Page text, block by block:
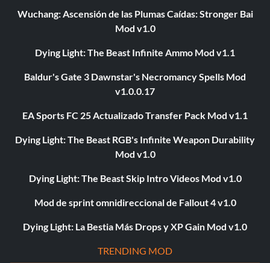
Wuchang: Ascensión de las Plumas Caídas: Stronger Bai
Mod v1.0
Dying Light: The Beast Infinite Ammo Mod v1.1
Baldur's Gate 3 Dawnstar's Necromancy Spells Mod
v1.0.0.17
EA Sports FC 25 Actualizado Transfer Pack Mod v1.1
Dying Light: The Beast RGB's Infinite Weapon Durability
Mod v1.0
Dying Light: The Beast Skip Intro Videos Mod v1.0
Mod de sprint omnidireccional de Fallout 4 v1.0
Dying Light: La Bestia Más Drops y XP Gain Mod v1.0
TRENDING MOD